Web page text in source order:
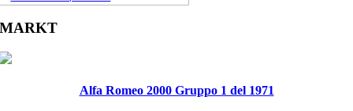
MARKT
Alfa Romeo 2000 Gruppo 1 del 1971